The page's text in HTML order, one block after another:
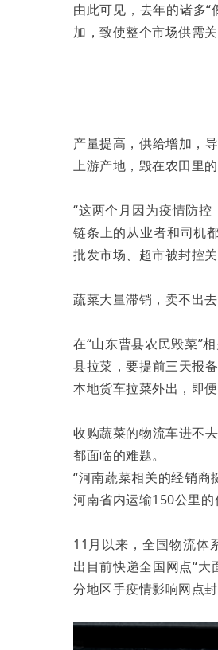
由此可见，去年的诸多
加，致使整个市场供需
产量提高，供给增加，
上游产地，毁在农田里
“这两个月因为疫情防
链条上的从业者和司机
批发市场、超市被封控
蔬菜大量滞销，卖不出
在“山东曹县农民毁菜”
县拉菜，要提前三天报
本地货车拉菜外出，即
收购蔬菜的物流车进不
都面临的难题。
“河南蔬菜相关的经销
河南省内运输150公里的
11月以来，全国物流体
出目前快递全国网点“
分地区手疫情影响网点